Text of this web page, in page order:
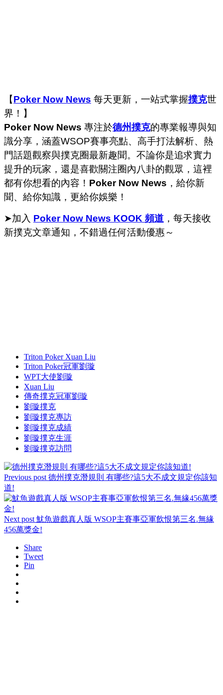
【Poker Now News 每天更新，一站式掌握撲克世
界！】
Poker Now News 專注於德州撲克的專業報導與知
識分享，涵蓋WSOP賽事亮點、高手打法解析、熱
門話題觀察與撲克圈最新趣聞。不論你是追求實力
提升的玩家，還是喜歡關注圈內八卦的觀眾，這裡
都有你想看的內容！ Poker Now News ，給你新
聞、給你知識，更給你娛樂！
➤加入 Poker Now News KOOK 頻道 ，每天接收
新撲克文章通知，不錯過任何活動優惠～
Triton Poker Xuan Liu
Triton Poker冠軍劉璇
WPT大使劉璇
Xuan Liu
傳奇撲克冠軍劉璇
劉璇撲克
劉璇撲克專訪
劉璇撲克成績
劉璇撲克生涯
劉璇撲克訪問
Previous post 德州撲克潛規則 有哪些?這5大不成文規定你該知
道!
Next post 魷魚遊戲真人版 WSOP主賽事亞軍飲恨第三名.無緣
456萬獎金!
Share
Tweet
Pin